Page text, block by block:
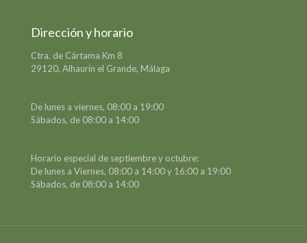
Dirección y horario
Ctra. de Cártama Km 8
29120, Alhaurín el Grande, Málaga
De lunes a viernes, 08:00 a 19:00
Sábados, de 08:00 a 14:00
Horario especial de septiembre y octubre:
De lunes a Viernes, 08:00 a 14:00 y 16:00 a 19:00
Sábados, de 08:00 a 14:00